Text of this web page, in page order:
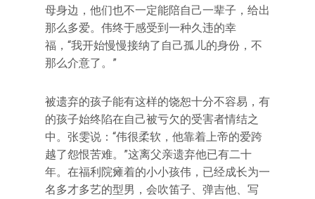
母身边，他们也不一定能陪自己一辈子，给出
那么多爱。伟终于感受到一种久违的幸
福，“我开始慢慢接纳了自己孤儿的身份，不
那么介意了。”
被遗弃的孩子能有这样的饶恕十分不容易，有
的孩子始终陷在自己被亏欠的受害者情结之
中。张雯说：“伟很柔软，他靠着上帝的爱跨
越了怨恨苦难。”这离父亲遗弃他已有二十
年。在福利院瘫着的小小孩伟，已经成长为一
名多才多艺的型男，会吹笛子、弹吉他、写